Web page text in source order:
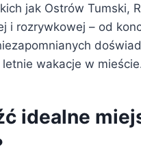
jak Ostrów Tumski,
i rozrywkowej – od
wakacje w
idealne